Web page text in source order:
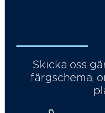
Skicka oss
färgschema,